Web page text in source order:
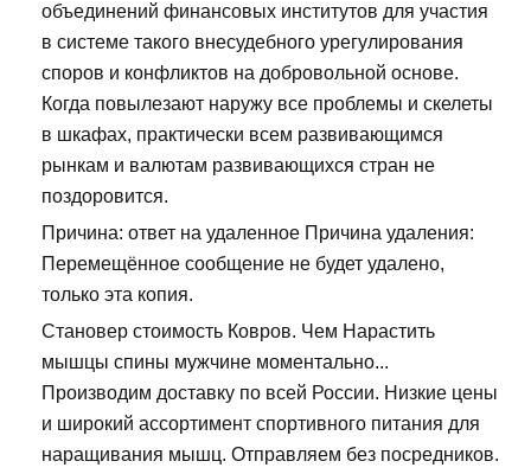
объединений финансовых институтов для участия
в системе такого внесудебного урегулирования
споров и конфликтов на добровольной основе.
Когда повылезают наружу все проблемы и скелеты
в шкафах, практически всем развивающимся
рынкам и валютам развивающихся стран не
поздоровится.
Причина: ответ на удаленное Причина удаления:
Перемещённое сообщение не будет удалено,
только эта копия.
Становер стоимость Ковров. Чем Нарастить
мышцы спины мужчине моментально...
Производим доставку по всей России. Низкие цены
и широкий ассортимент спортивного питания для
наращивания мышц. Отправляем без посредников.